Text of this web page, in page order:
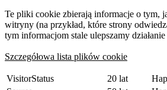
Te pliki cookie zbierają informacje o tym,
witryny (na przykład, które strony
tym informacjom stale ulepszamy
Szczegółowa lista plików cookie
VisitorStatus 20 lat